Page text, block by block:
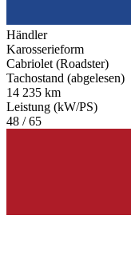
Händler
Karosserieform
Cabriolet (Roadster)
Tachostand (abgelesen)
14 235 km
Leistung (kW/PS)
48 / 65